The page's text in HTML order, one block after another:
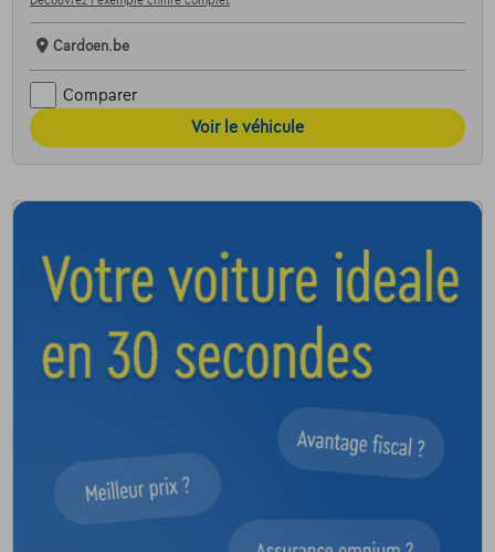
Cardoen.be
Comparer
Voir le véhicule